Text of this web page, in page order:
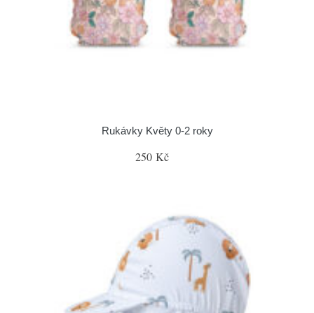
Rukávky Květy 0-2 roky
250 Kč